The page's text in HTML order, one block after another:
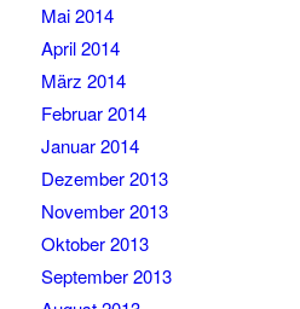
Mai 2014
April 2014
März 2014
Februar 2014
Januar 2014
Dezember 2013
November 2013
Oktober 2013
September 2013